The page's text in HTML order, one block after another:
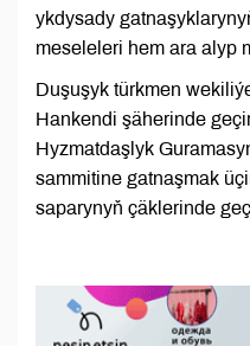
ykdysady
meseleleri hem ara alyp
Duşuşyk türkmen
Hankendi şäherinde
Hyzmatdaşlyk
sammitine gatnaşmak
saparynyň çäklerinde